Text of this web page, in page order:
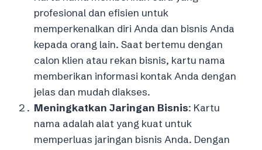
profesional dan efisien untuk
memperkenalkan diri Anda dan bisnis Anda
kepada orang lain. Saat bertemu dengan
calon klien atau rekan bisnis, kartu nama
memberikan informasi kontak Anda dengan
jelas dan mudah diakses.
Meningkatkan Jaringan Bisnis: Kartu
nama adalah alat yang kuat untuk
memperluas jaringan bisnis Anda. Dengan